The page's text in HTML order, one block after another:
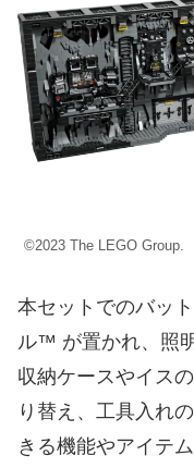
©2023 The LEGO Group.
本セットでのバッ
ル™ が置かれ、照
収納ケースやイス
り替え、工具入れ
きる機能やアイテ